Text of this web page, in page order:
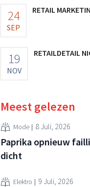
24
SEP
RETAIL
19
NOV
RETAILDETAIL
Meest gelezen
Mode 8 Juli, 2026
Paprika opnieuw
dicht
Elektro 9 Juli, 2026